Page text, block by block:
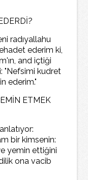
radıyallahu
ederim ki,
and içtiği
"Nefsimi kudret
ederim."
ETMEK
bir kimsenin:
yemin ettiğini
ona vacib